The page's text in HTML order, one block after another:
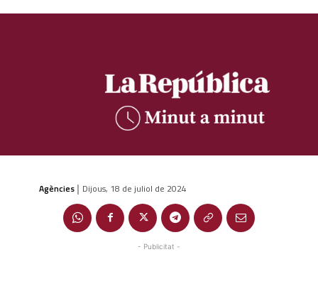
Agències | Dijous, 18 de juliol de 2024
- Publicitat -